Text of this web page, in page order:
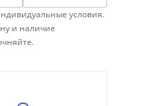
условия.
и наличие